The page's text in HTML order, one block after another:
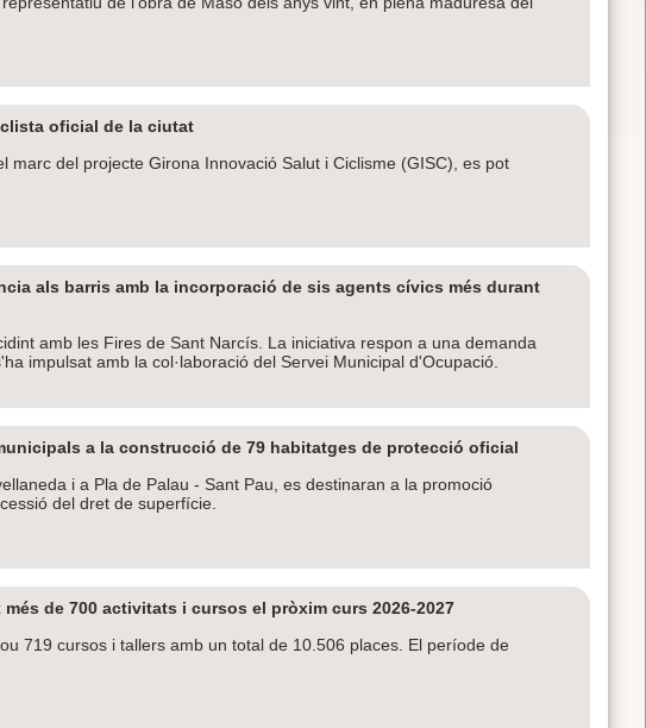
oficial de la ciutat
marc del projecte Girona Innovació Salut i Ciclisme (GISC), es pot
als barris amb la incorporació de sis agents cívics més durant
amb les Fires de Sant Narcís. La iniciativa respon a una demanda
impulsat amb la col·laboració del Servei Municipal d'Ocupació.
a la construcció de 79 habitatges de protecció oficial
i a Pla de Palau - Sant Pau, es destinaran a la promoció
del dret de superfície.
de 700 activitats i cursos el pròxim curs 2026-2027
719 cursos i tallers amb un total de 10.506 places. El període de